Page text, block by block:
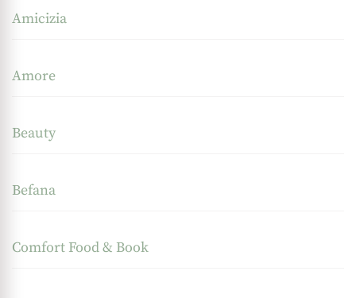
Amicizia
Amore
Beauty
Befana
Comfort Food & Book